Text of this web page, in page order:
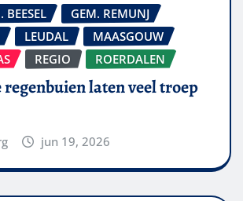
BEESEL
GEM. REMUNJ
LEUDAL
MAASGOUW
REGIO ROERDALEN
laten veel troep
jun 19, 2026